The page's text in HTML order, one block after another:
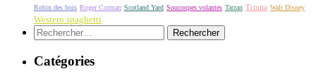
Robin des bois Roger Corman Scotland Yard Soucoupes volantes Tarzan Trinita Walt Disney
Western spaghetti
Rechercher :
Catégories